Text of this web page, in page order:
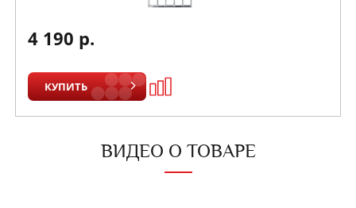
4 190 р.
КУПИТЬ
ВИДЕО О ТОВАРЕ